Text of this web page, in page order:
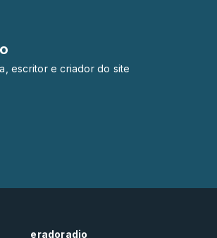
escritor e criador do site
eradoradio